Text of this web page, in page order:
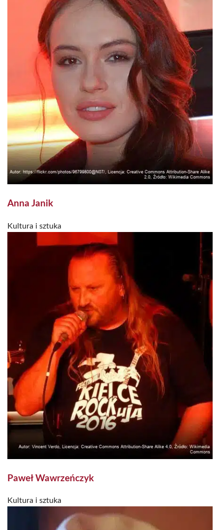
Anna Janik
Kultura i sztuka
Paweł Wawrzeńczyk
Kultura i sztuka